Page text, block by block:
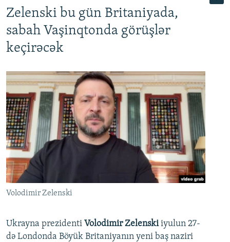
Zelenski bu gün Britaniyada,
sabah Vaşinqtonda görüşlər
keçirəcək
Volodimir Zelenski
Ukrayna prezidenti Volodimir Zelenskiiyulun 27-
də Londonda Böyük Britaniyanın yeni baş naziri